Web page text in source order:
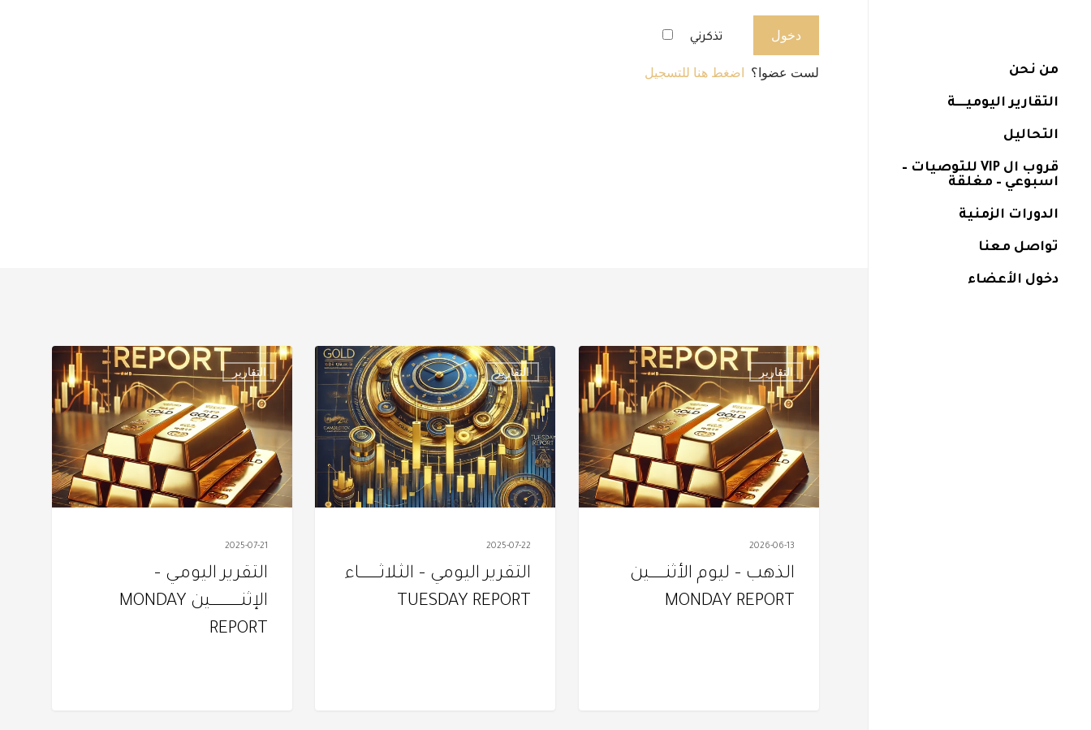
من نحن
التقارير اليوميــــة
التحاليل
قروب ال VIP للتوصيات –
اسبوعي – مغلقة
الدورات الزمنية
تواصل معنا
دخول الأعضاء
تذكرني
لست عضوا؟ اضغط هنا للتسجيل
التقارير
الذهب
ليوم
الأثنــــــــــين
MONDAY
REPORT
2026-06-13
الذهب – ليوم الأثنــــــــــين
MONDAY REPORT
التقارير
التقرير
اليومي
الثـلاثــــــــــــاء
TUESDAY
REPORT
2025-07-22
التقرير اليومي – الثـلاثــــــــــــاء
TUESDAY REPORT
التقارير
التقرير
اليومـي
–
الإثنـــــــــــــــــــين
MONDAY
REPORT
2025-07-21
التقرير اليومـي –
الإثنـــــــــــــــــــين MONDAY
REPORT